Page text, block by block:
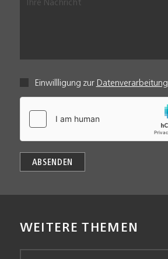
Einwillligung zur Datenverarbeitung
WEITERE THEMEN